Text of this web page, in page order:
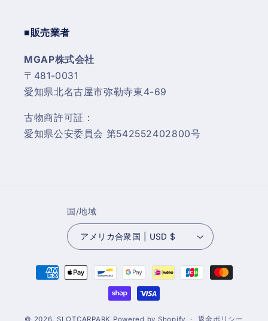
■販売業者
MGAP株式会社
〒481-0031
愛知県北名古屋市弥勒寺東4-69
古物商許可証：
愛知県公安委員会 第542552402800号
国/地域
アメリカ合衆国 | USD $
法
© 2026, SLOTCARPARK Powered by Shopify 返金ポリシー